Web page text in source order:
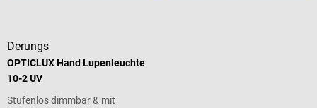
Derungs
OPTICLUX Hand Lupenleuchte
10-2 UV
Stufenlos dimmbar & mit